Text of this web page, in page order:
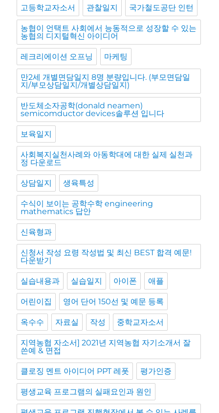
고등학교자소서 관찰일지 국가철도공단 인턴
농협이 언택트 사회에서 능동적으로 성장할 수 있는
농협의 디지털혁신 아이디어
레크리에이션 오프닝 마케팅
만2세 개별면담일지 8명 분량입니다. (부모면담일
지/부모상담일지/개별상담일지)
반도체소자공학(donald neamen)
semicomductor devices솔루션 입니다
보육일지
사회복지실천사례와 아동학대에 대한 실제 실천과
정 다운로드
상담일지 생육특성
수식이 보이는 공학수학 engineering
mathematics 답안
신육형과
신청서 작성 요령 작성법 및 최신 BEST 합격 예문!
다운받기
실습내용과 실습일지 아이폰 애플
어린이집 영어 단어 150선 및 예문 등록
옥수수 자료실 작성 중학교자소서
지역농협 자소서] 2021년 지역농협 자기소개서 잘
쓴예 & 면접
클로징 멘트 아이디어 PPT 레폿 평가인증
평생교육 프로그램의 실패요인과 원인